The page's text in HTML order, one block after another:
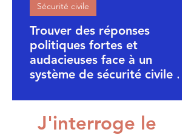
Trouver des réponses
politiques fortes et
audacieuses face à un
système de sécurité civile en
Sécurité civile
J'interroge le